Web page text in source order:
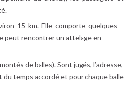
15 km. Elle comporte quelques
peut rencontrer un attelage en
de balles). Sont jugés, l’adresse,
du temps accordé et pour chaque balle